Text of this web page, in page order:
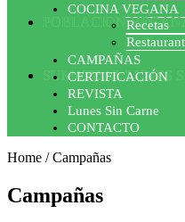
POBLACION
SUMATE AL LUNES
COCINA VEGANA
Recetas
CAMPAÑAS
CERTIFICACIÓN
REVISTA
Lunes Sin Carne
CONTACTO
Home /Campañas
Campañas